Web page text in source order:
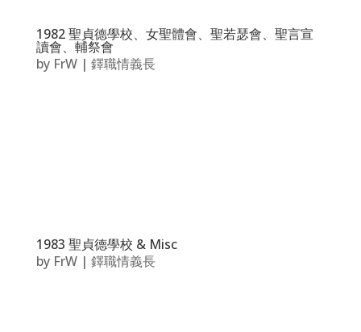
1982 聖貞德學校、女聖體會、聖若瑟會、聖言宣
讀會、輔祭會
by FrW| 鐸職情義長
1983 聖貞德學校 & Misc
by FrW| 鐸職情義長